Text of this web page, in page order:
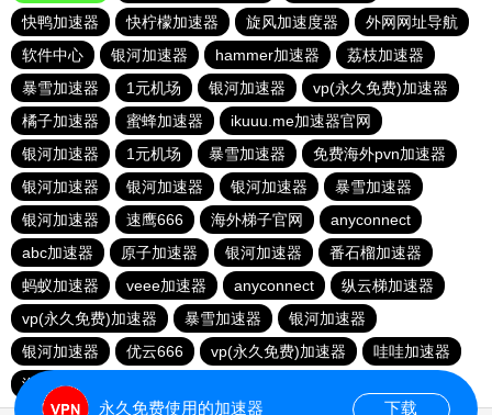
快鸭加速器
快柠檬加速器 旋风加速度器
外网网址导航
软件中心
银河加速器 hammer加速器
荔枝加速器
暴雪加速器
1元机场 银河加速器
vp(永久免费)加速器
橘子加速器
蜜蜂加速器
ikuuu.me加速器官网
银河加速器
1元机场 暴雪加速器
免费海外pvn加速器
银河加速器
银河加速器 银河加速器
暴雪加速器
银河加速器
速鹰666 海外梯子官网
anyconnect
abc加速器
原子加速器 银河加速器
番石榴加速器
蚂蚁加速器
veee加速器 anyconnect
纵云梯加速器
vp(永久免费)加速器
暴雪加速器
银河加速器
银河加速器
优云666 vp(永久免费)加速器
哇哇加速器
海鸥加速器
永久免费使用的加速器 下载